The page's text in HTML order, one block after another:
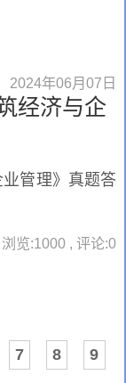
2024年06月07日
经济与企
管理》真题答
览:1000 , 评论:0
7 8 9